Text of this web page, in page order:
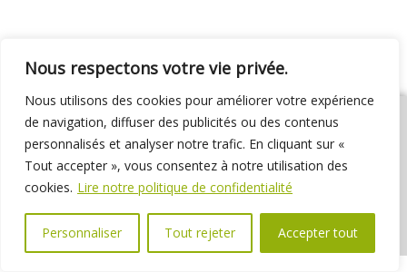
Nous respectons votre vie privée.
Nous utilisons des cookies pour améliorer votre expérience
de navigation, diffuser des publicités ou des contenus
personnalisés et analyser notre trafic. En cliquant sur «
Tout accepter », vous consentez à notre utilisation des
cookies. Lire notre politique de confidentialité
Personnaliser Tout rejeter Accepter tout
01 69 31 72 10 01 69 31 37 31
Nous contacter
Espace élus
Marchés publics Délibérations